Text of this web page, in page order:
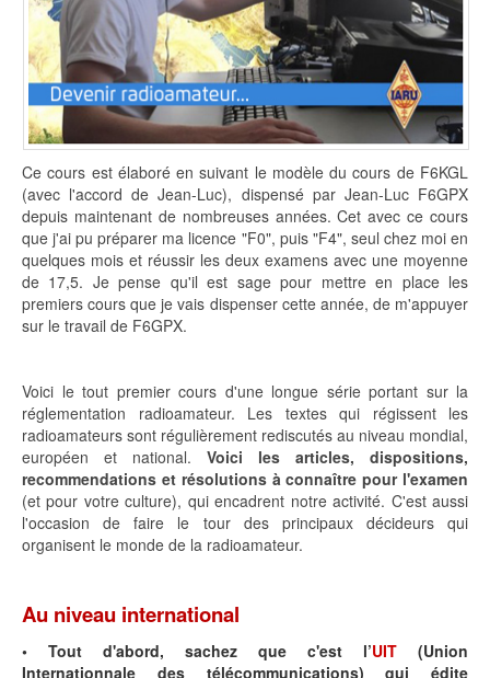
Ce cours est élaboré en suivant le modèle du cours de F6KGL
(avec l'accord de Jean-Luc), dispensé par Jean-Luc F6GPX
depuis maintenant de nombreuses années. Cet avec ce cours
que j'ai pu préparer ma licence "F0", puis "F4", seul chez moi en
quelques mois et réussir les deux examens avec une moyenne
de 17,5. Je pense qu'il est sage pour mettre en place les
premiers cours que je vais dispenser cette année, de m'appuyer
sur le travail de F6GPX.
Voici le tout premier cours d'une longue série portant sur la
réglementation radioamateur. Les textes qui régissent les
radioamateurs sont régulièrement rediscutés au niveau mondial,
européen et national. Voici les articles, dispositions,
recommendations et résolutions à connaître pour l'examen
(et pour votre culture), qui encadrent notre activité. C'est aussi
l'occasion de faire le tour des principaux décideurs qui
organisent le monde de la radioamateur.
Au niveau international
• Tout d'abord, sachez que c'est l’UIT (Union
Internationnale des télécommunications) qui édite